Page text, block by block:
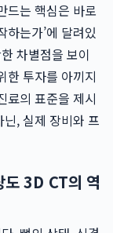
드는 핵심은 바로
하는가’에 달려있
차별점을 보이
한 투자를 아끼지
료의 표준을 제시
, 실제 장비와 프
도 3D CT의 역